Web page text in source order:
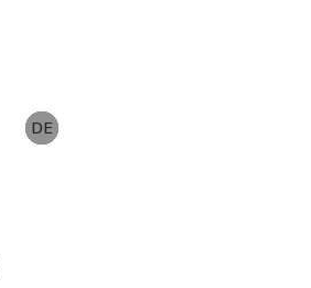
EN
DE
DE
DE
DE
DE
DE